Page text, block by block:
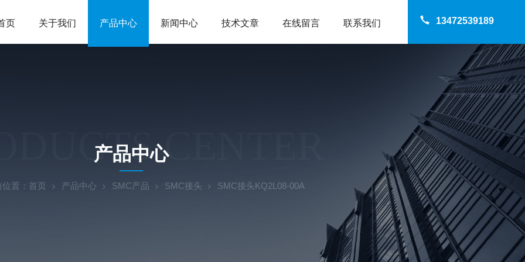
13472539189
页 关于我们 产品中心 新闻中心 技术文章 在线留言 联系我们
CENTER
产品中心
置： 首页 产品中心 SMC产品 SMC接头 SMC接头KQ2L08-00A